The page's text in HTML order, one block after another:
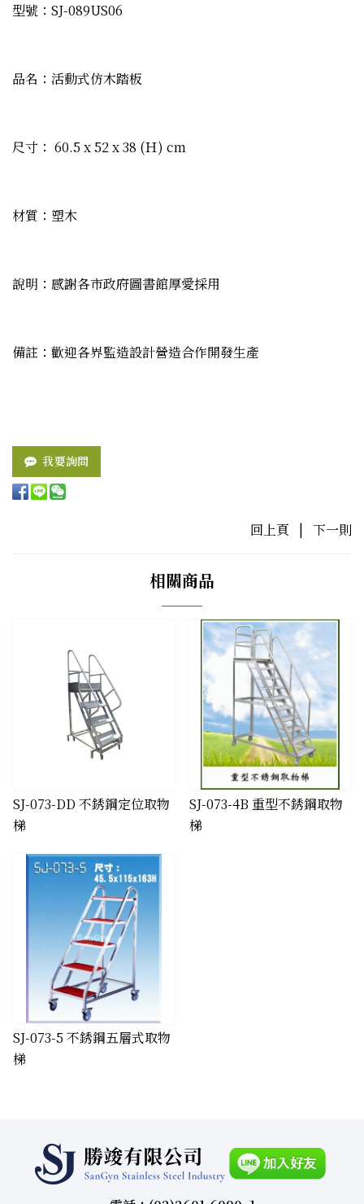
型號：SJ-089US06
品名：活動式仿木踏板
尺寸： 60.5 x 52 x 38 (Ｈ) cm
材質：塑木
說明：感謝各市政府圖書館厚愛採用
備註：歡迎各界監造設計營造合作開發生產
我要詢問
回上頁 | 下一則
相關商品
​SJ-073-DD 不銹鋼定位取物
梯
​SJ-073-4B 重型不銹鋼取物
梯
​SJ-073-5 不銹鋼五層式取物
梯